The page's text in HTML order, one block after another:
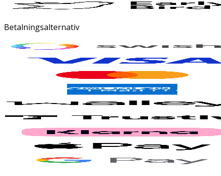
Betalningsalternativ